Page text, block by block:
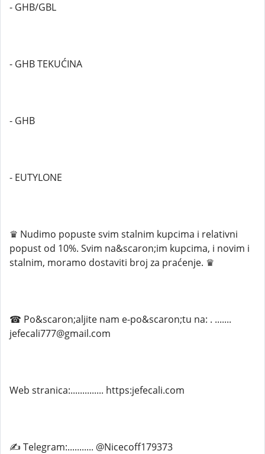
- GHB/GBL
- GHB TEKUĆINA
- GHB
- EUTYLONE
♛ Nudimo popuste svim stalnim kupcima i relativni
popust od 10%. Svim na&scaron;im kupcima, i novim i
stalnim, moramo dostaviti broj za praćenje. ♛
☎ Po&scaron;aljite nam e-po&scaron;tu na: . .......
jefecali777@gmail.com
Web stranica:.............. https:jefecali.com
✍ Telegram:........... @Nicecoff179373